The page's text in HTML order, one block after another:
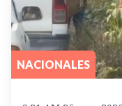
NACIONALES